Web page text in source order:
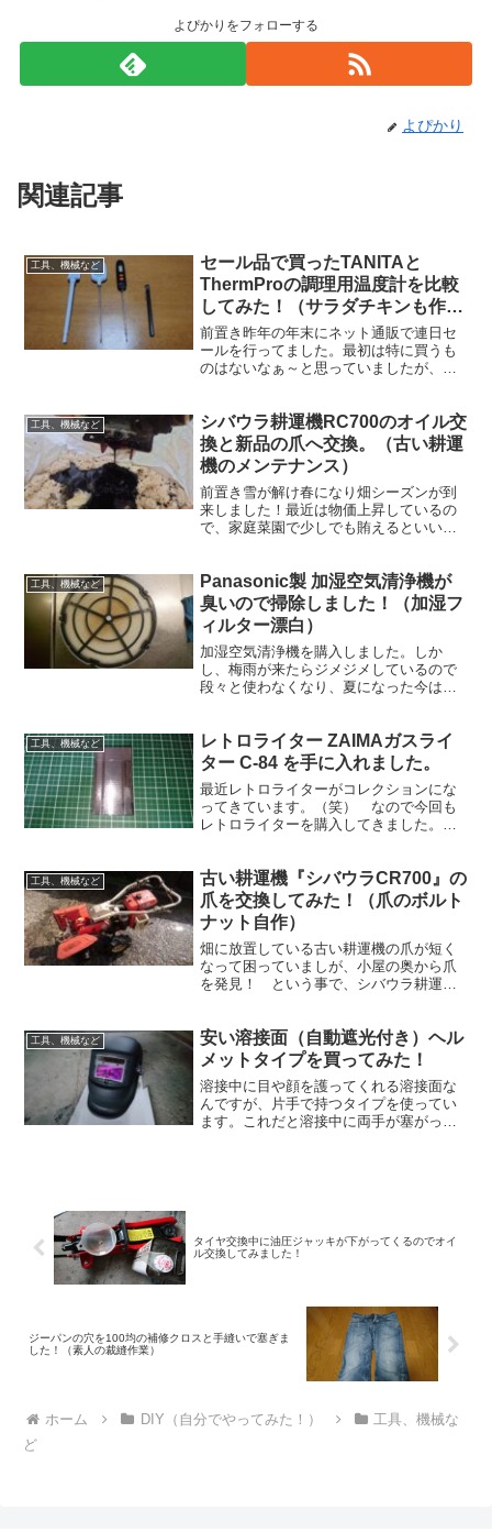
よぴかりをフォローする
よぴかり
関連記事
工具、機械など
セール品で買ったTANITAと
ThermProの調理用温度計を比較
してみた！（サラダチキンも作る
よ）
前置き昨年の年末にネット通販で連日セ
ールを行ってました。最初は特に買うも
のはないなぁ～と思っていましたが、そ
員になっている為）セール対象の温度計
から厳選した結果、2本の...
工具、機械など
シバウラ耕運機RC700のオイル交
換と新品の爪へ交換。（古い耕運
機のメンテナンス）
前置き雪が解け春になり畑シーズンが到
来しました！最近は物価上昇しているの
で、家庭菜園で少しでも賄えるといいな
耕す事が出来ない。(￣▽￣)あははという
事で、いつもの古...
工具、機械など
Panasonic製 加湿空気清浄機が
臭いので掃除しました！（加湿フ
ィルター漂白）
加湿空気清浄機を購入しました。しか
し、梅雨が来たらジメジメしているので
段々と使わなくなり、夏になった今は全
ぱい臭いがする。このままでは空気汚染
機なので、掃除したいと思います。
工具、機械など
レトロライター ZAIMAガスライ
ター C-84 を手に入れました。
最近レトロライターがコレクションにな
ってきています。（笑） なので今回も
レトロライターを購入してきました。し
使えるのかチェックしていきます。
工具、機械など
古い耕運機『シバウラCR700』の
爪を交換してみた！（爪のボルト
ナット自作）
畑に放置している古い耕運機の爪が短く
なって困っていましが、小屋の奥から爪
を発見！ という事で、シバウラ耕運機
工具、機械など
安い溶接面（自動遮光付き）ヘル
メットタイプを買ってみた！
溶接中に目や顔を護ってくれる溶接面な
んですが、片手で持つタイプを使ってい
ます。これだと溶接中に両手が塞がって
タイヤ交換中に油圧ジャッキが下がってくるのでオイ
ル交換してみました！
ジーパンの穴を100均の補修クロスと手縫いで塞ぎま
した！（素人の裁縫作業）
ホーム DIY（自分でやってみた！）
工具、機械な
ど